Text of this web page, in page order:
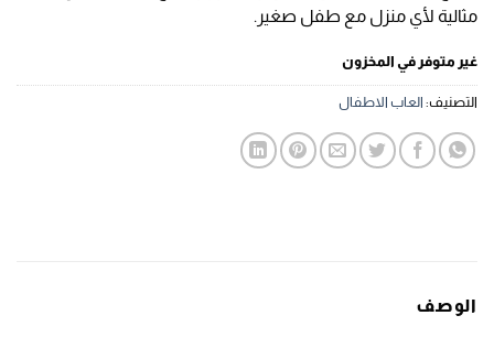
مثالية لأي منزل مع طفل صغير.
غير متوفر في المخزون
التصنيف: العاب الاطفال
الوصف